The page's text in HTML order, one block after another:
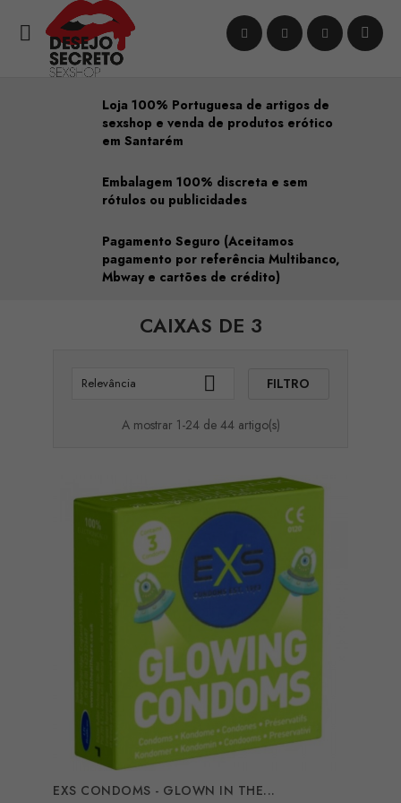

Loja 100% Portuguesa de artigos de
sexshop e venda de produtos erótico
em Santarém
Embalagem 100% discreta e sem
rótulos ou publicidades
Pagamento Seguro (Aceitamos
pagamento por referência Multibanco,
Mbway e cartões de crédito)
CAIXAS DE 3
Relevância  FILTRO
A mostrar 1-24 de 44 artigo(s)
EXS CONDOMS - GLOWN IN THE...